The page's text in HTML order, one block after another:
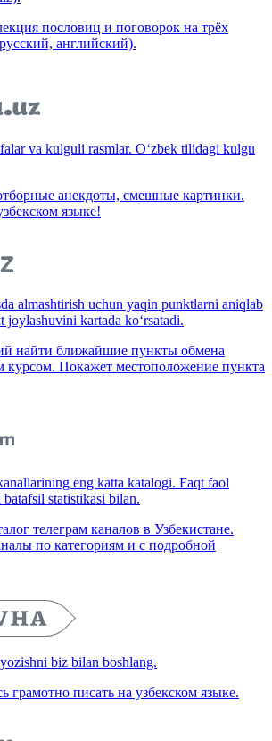
пословиц и поговорок на трёх
английский).
va kulguli rasmlar. O‘zbek tilidagi kulgu
анекдоты, смешные картинки.
языке!
almashtirish uchun yaqin punktlarni aniqlab
joylashuvini kartada ko‘rsatadi.
найти ближайшие пункты обмена
Покажет местоположение пункта
eng katta katalogi. Faqt faol
statistikasi bilan.
телеграм каналов в Узбекистане.
по категориям и с подробной
biz bilan boshlang.
грамотно писать на узбекском языке.